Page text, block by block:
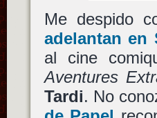
Me despido
adelantan en
al cine
Aventures
Tardi. No